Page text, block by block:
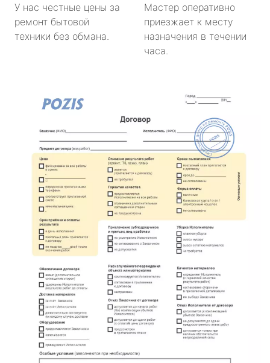
У нас честные цены за
ремонт бытовой
техники без обмана.
Мастер оперативно
приезжает к месту
назначения в течении
часа.